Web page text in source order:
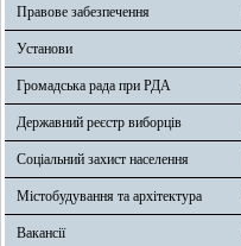
Правове забезпечення
Установи
Громадська рада при РДА
Державний реєстр виборців
Соціальний захист населення
Містобудування та архітектура
Вакансії